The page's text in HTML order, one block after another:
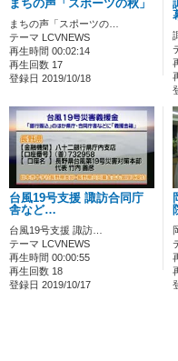
まちの声「スポーツの秋」
まちの声「スポーツの…
テーマ LCVNEWS
再生時間 00:02:14
再生回数 17
登録日 2019/10/18
台風19号支援 諏訪合同庁
舎など…
台風19号支援 諏訪…
テーマ LCVNEWS
再生時間 00:00:55
再生回数 18
登録日 2019/10/17